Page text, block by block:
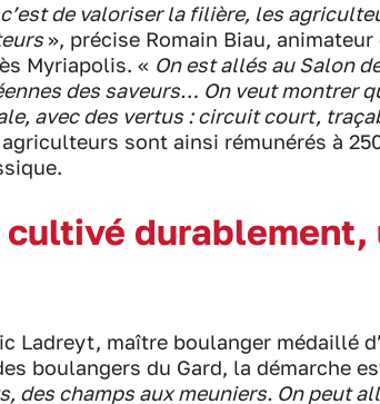
c’est de valoriser la filière, les
», précise Romain Biau,
Myriapolis. « On est allés au Salon
des saveurs… On veut montrer
avec des vertus : circuit court,
agriculteurs sont ainsi rémunérés à
cultivé durablement,
Ladreyt, maître boulanger médaillé
boulangers du Gard, la démarche
des champs aux meuniers. On peut